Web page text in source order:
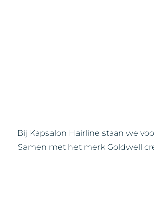
Bij Kapsalon Hairline staan we
Samen met het merk Goldwell